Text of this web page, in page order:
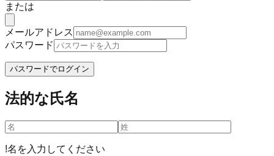
または
メールアドレス
パスワード
パスワードでログイン
法的な氏名
!名を入力してください